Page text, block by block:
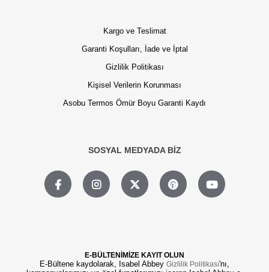
Kargo ve Teslimat
Garanti Koşulları, İade ve İptal
Gizlilik Politikası
Kişisel Verilerin Korunması
Asobu Termos Ömür Boyu Garanti Kaydı
SOSYAL MEDYADA BİZ
E-BÜLTENİMİZE KAYIT OLUN
E-Bültene kaydolarak, Isabel Abbey Gizlilik Politikası'nı,